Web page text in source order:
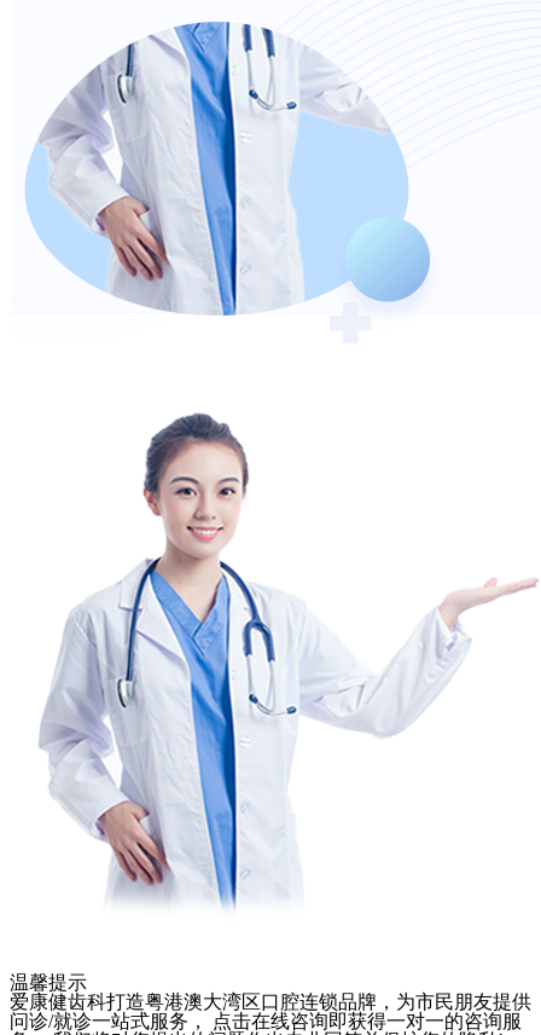
温馨提示
爱康健齿科打造粤港澳大湾区口腔连锁品牌，为市民朋友提供
问诊/就诊一站式服务， 点击在线咨询即获得一对一的咨询服